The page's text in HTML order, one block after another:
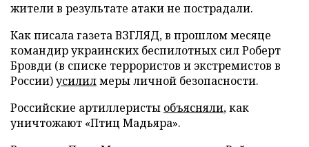
жители в результате атаки не пострадали.
Как писала газета ВЗГЛЯД, в прошлом месяце
командир украинских беспилотных сил Роберт
Бровди (в списке террористов и экстремистов в
России)усилилмеры личной безопасности.
Российские артиллеристы объясняли, как
уничтожают «Птиц Мадьяра».